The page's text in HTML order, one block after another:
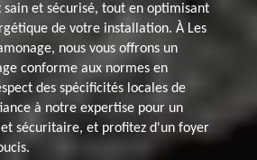
et sécurisé, tout en optimisant
de votre installation. À Les
nous vous offrons un
conforme aux normes en
des spécificités locales de
à notre expertise pour un
sécuritaire, et profitez d'un foyer